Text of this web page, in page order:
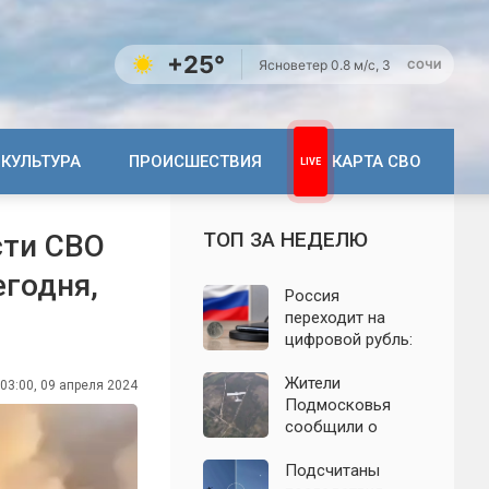
+25° Ясноветер 0.8 м/с, З СОЧИ
КУЛЬТУРА ПРОИСШЕСТВИЯ КАРТА СВО
СВО
03:00, 09 апреля 2024
ТОП ЗА НЕДЕЛЮ
Россия
переходит на
цифровой рубль:
систему сравнили
с моделью СССР
Жители
Подмосковья
сообщили о
обнародованы
Подсчитаны